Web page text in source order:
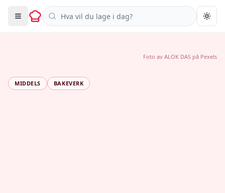
Søk i oppskrifter
MIDDELS BAKEVERK
Foto av ALOK DAS på Pexels